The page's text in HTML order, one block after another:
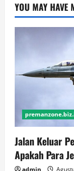
YOU MAY HAVE
Jalan Keluar
Apakah Para
admin